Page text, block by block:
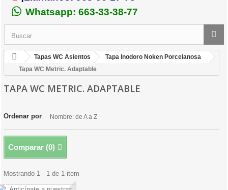
Whatsapp: 663-33-38-77
Tapas WC Asientos
Tapa Inodoro Noken Porcelanosa
Tapa WC Metric. Adaptable
TAPA WC METRIC. ADAPTABLE
Ordenar por Nombre: de A a Z
Comparar (0)
Mostrando 1 - 1 de 1 item